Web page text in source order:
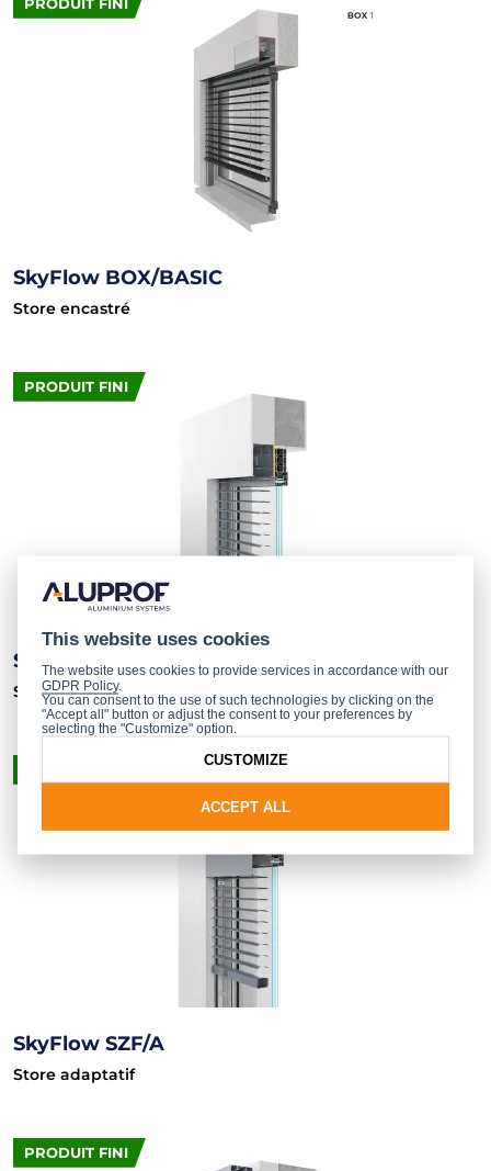
SkyFlow BOX/BASIC
Store encastré
PRODUIT FINI
SkyFlow BOX/COMPACT
Store encastré
SkyFlow SZF/A
Store adaptatif
PRODUIT FINI
This website uses cookies
The website uses cookies to provide services in accordance with our
GDPR Policy.
You can consent to the use of such technologies by clicking on the
"Accept all" button or adjust the consent to your preferences by
selecting the "Customize" option.
ACCEPT ALL
CUSTOMIZE